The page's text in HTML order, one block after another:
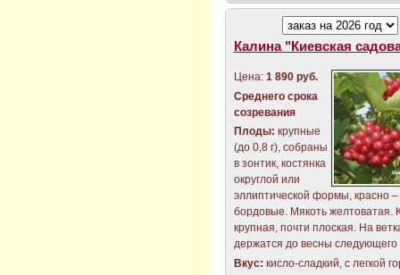
Калина "Киевская
Цена: 1 890 руб.
Среднего срока
созревания
Плоды: крупные
(до 0,8 г), собраны
в зонтик, костянка
округлой или
эллиптической формы, красно –
бордовые. Мякоть желтоватая.
крупная, почти плоская. На
держатся до весны следующего
Вкус: кисло-сладкий, с легкой